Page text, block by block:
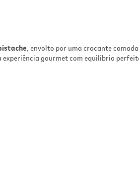
, envolto por uma crocante camada
experiência gourmet com equilíbrio